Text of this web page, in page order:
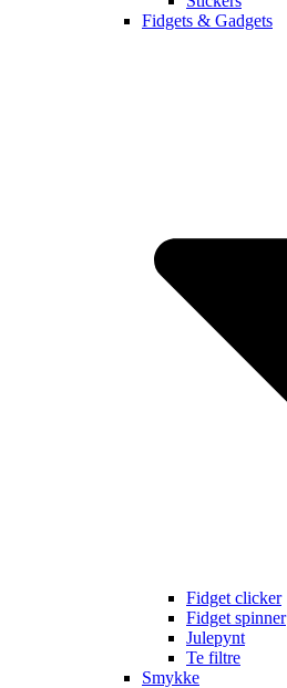
Fidgets & Gadgets
Fidget clicker
Fidget spinner
Julepynt
Te filtre
Smykke